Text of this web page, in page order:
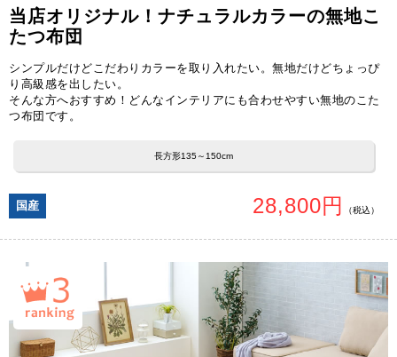
当店オリジナル！ナチュラルカラーの無地こ
たつ布団
シンプルだけどこだわりカラーを取り入れたい。無地だけどちょっぴ
り高級感を出したい。
そんな方へおすすめ！どんなインテリアにも合わせやすい無地のこた
つ布団です。
長方形135～150cm
国産 28,800円 （税込）